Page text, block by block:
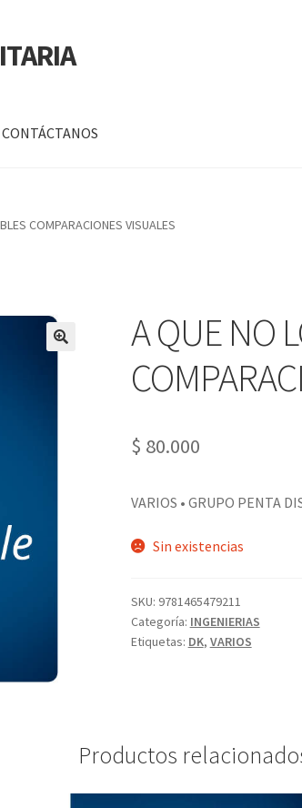
CONTÁCTANOS
COMPARACIONES VISUALES
A QUE NO
$ 80.000
VARIOS • GRUPO PENTA
Sin existencias
SKU: 9781465479211
Categoría: INGENIERIAS
Etiquetas: DK, VARIOS
Productos